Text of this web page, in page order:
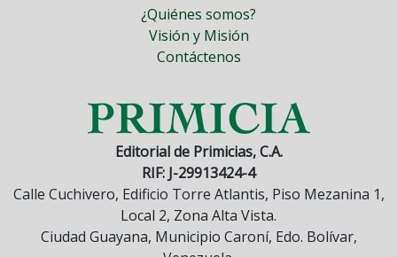
¿Quiénes somos?
Visión y Misión
Contáctenos
Editorial de Primicias, C.A.
RIF: J-29913424-4
Calle Cuchivero, Edificio Torre Atlantis, Piso Mezanina 1,
Local 2, Zona Alta Vista.
Ciudad Guayana, Municipio Caroní, Edo. Bolívar,